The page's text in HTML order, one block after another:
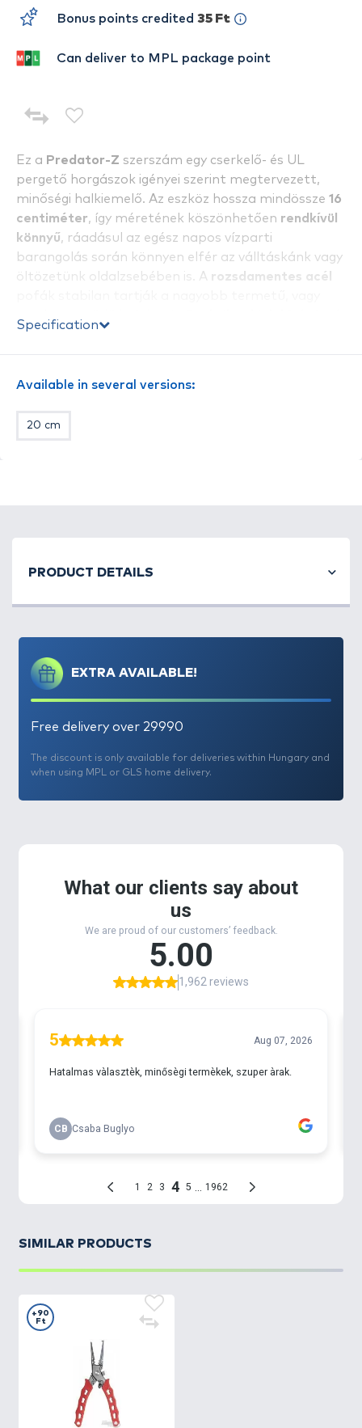
Ez a Predator-Z szerszám egy cserkelő- és UL
pergető horgászok igényei szerint megtervezett,
minőségi halkiemelő. Az eszköz hossza mindössze 16
centiméter, így méretének köszönhetően rendkívül
könnyű, ráadásul az egész napos vízparti
barangolás során könnyen elfér az válltáskánk vagy
öltözetünk oldalzsebében is. A rozsdamentes acél
köszönhetően
Specification
Available in several versions:
20 cm
Bonus points credited 35 Ft
Can deliver to MPL package point
EXTRA AVAILABLE!
Free delivery over 29990
The discount is only available for deliveries within Hungary and
when using MPL or GLS home delivery.
SIMILAR PRODUCTS
+90
Ft
PRODUCT DETAILS